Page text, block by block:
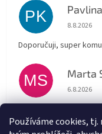
Používáme cookies, tj.
PK
8.8.2026
Doporučuji, super
MS Marta
6.8.2026